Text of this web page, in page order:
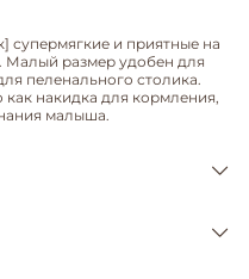
супермягкие и приятные на
Малый размер удобен для
пеленального столика.
накидка для кормления,
малыша.